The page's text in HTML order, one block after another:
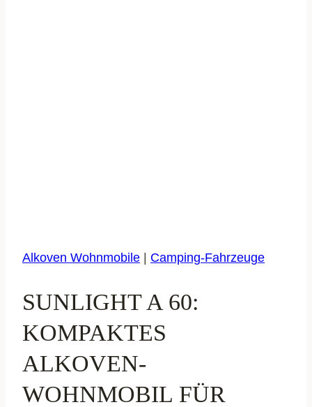
Alkoven Wohnmobile Camping-Fahrzeuge
SUNLIGHT A 60:
KOMPAKTES
ALKOVEN-
WOHNMOBIL FÜR